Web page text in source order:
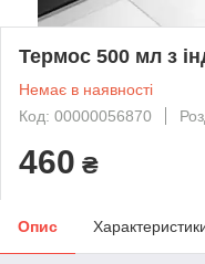
Термос 500 мл з
Немає в наявності
Код: 00000056870
460 ₴
Опис